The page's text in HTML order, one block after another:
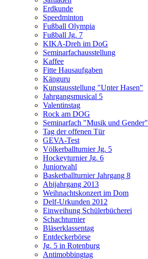
Erdkunde
Speedminton
Fußball Olympia
Fußball Jg. 7
KIKA-Dreh im DoG
Seminarfachausstellung
Kaffee
Fitte Hausaufgaben
Känguru
Kunstausstellung "Unter Hasen"
Jahrgangsmusical 5
Valentinstag
Rock am DOG
Seminarfach "Musik und Gender"
Tag der offenen Tür
GEVA-Test
Völkerballturnier Jg. 5
Hockeyturnier Jg. 6
Juniorwahl
Basketballturnier Jahrgang 8
Abijahrgang 2013
Weihnachtskonzert im Dom
Delf-Urkunden 2012
Einweihung Schülerbücherei
Schachturnier
Bläserklassentag
Entdeckerbörse
Jg. 5 in Rotenburg
Antimobbingtag